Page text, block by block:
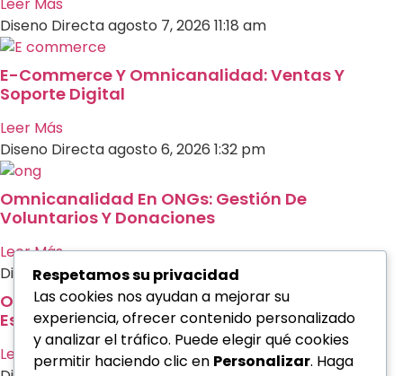
Leer Más
Diseno Directaagosto 7, 2026 11:18 am
E-Commerce Y Omnicanalidad: Ventas Y
Soporte Digital
Leer Más
Diseno Directaagosto 6, 2026 1:32 pm
Omnicanalidad En ONGs: Gestión De
Voluntarios Y Donaciones
Leer Más
Diseno Directaagosto 6, 202610:50 am
Omnicanalidad En Coworking: Gestión De
Espacios De Trabajo
Leer Más
Respetamos su privacidad
Las cookies nos ayudan a mejorar su
experiencia, ofrecer contenido personalizado
y analizar el tráfico. Puede elegir qué cookies
permitir haciendo clic en Personalizar. Haga